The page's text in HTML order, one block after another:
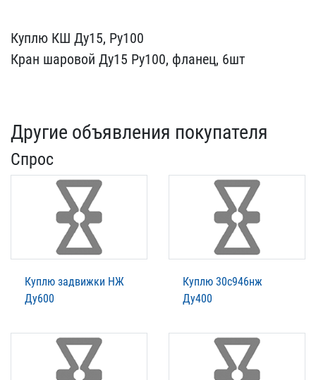
Куплю КШ Ду15, Ру100
Кра​н шаровой Ду15 Ру100, фл​анец, 6шт
Другие объявления покупателя
Спрос
Куплю задвижки НЖ
Ду600
Куплю 30с946нж
Ду400